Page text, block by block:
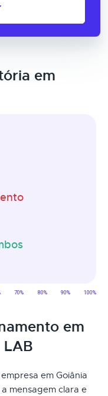
em
em
em Goiânia
mensagem clara e